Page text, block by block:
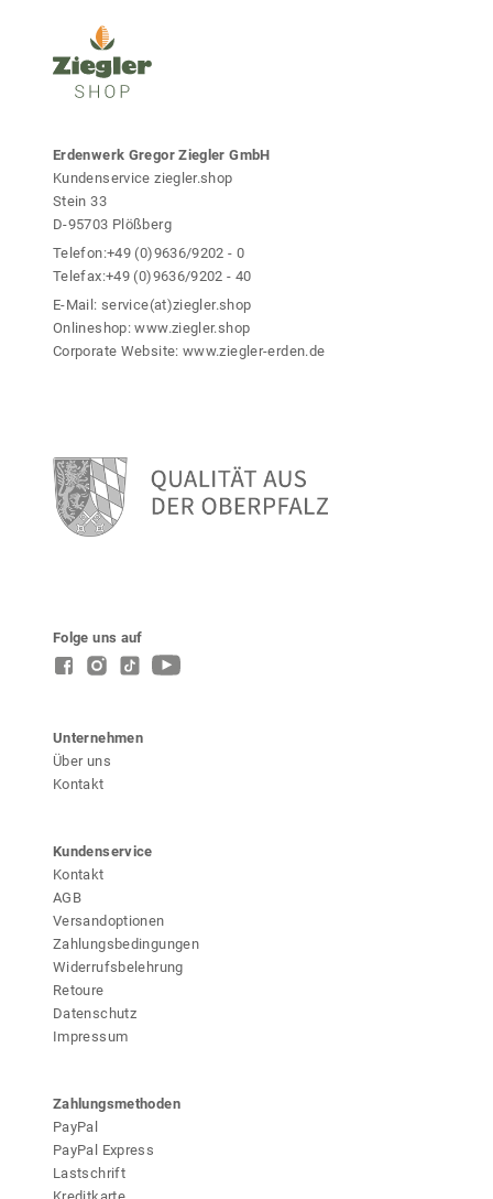
Erdenwerk Gregor Ziegler GmbH
Kundenservice ziegler.shop
Stein 33
D-95703 Plößberg
Telefon:+49 (0)9636/9202 - 0
Telefax:+49 (0)9636/9202 - 40
E-Mail: service(at)ziegler.shop
Onlineshop:www.ziegler.shop
Corporate Website: www.ziegler-erden.de
Folge uns auf
Unternehmen
Über uns
Kontakt
Kundenservice
Kontakt
AGB
Versandoptionen
Zahlungsbedingungen
Widerrufsbelehrung
Retoure
Datenschutz
Impressum
Zahlungsmethoden
PayPal
PayPal Express
Lastschrift